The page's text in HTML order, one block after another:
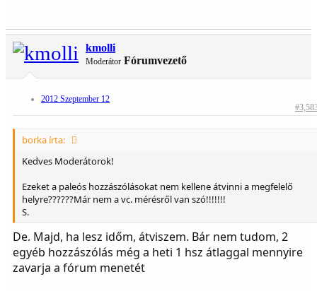
kmolli
Moderátor Fórumvezető
2012 Szeptember 12
borka írta:
Kedves Moderátorok!
Ezeket a paleós hozzászólásokat nem kellene átvinni a megfelelő
helyre??????Már nem a vc. mérésről van szó!!!!!!!
S.
De. Majd, ha lesz időm, átviszem. Bár nem tudom, 2
egyéb hozzászólás még a heti 1 hsz átlaggal mennyire
zavarja a fórum menetét